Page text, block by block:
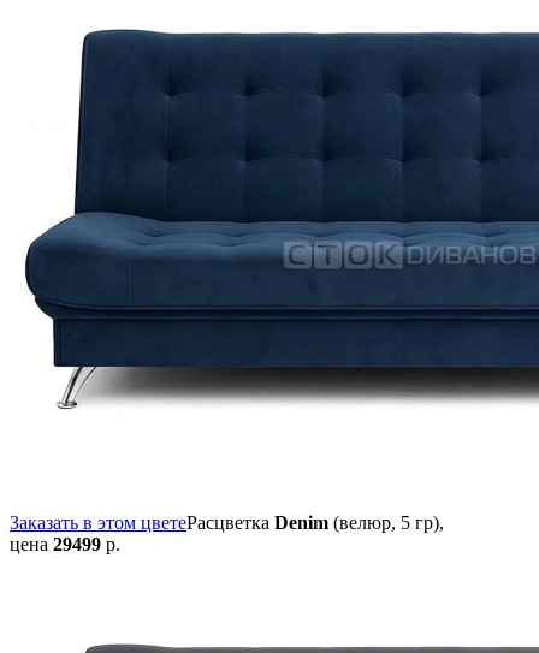
Заказать в этом цветеРасцветка Denim (велюр, 5 гр),
цена 29499 р.